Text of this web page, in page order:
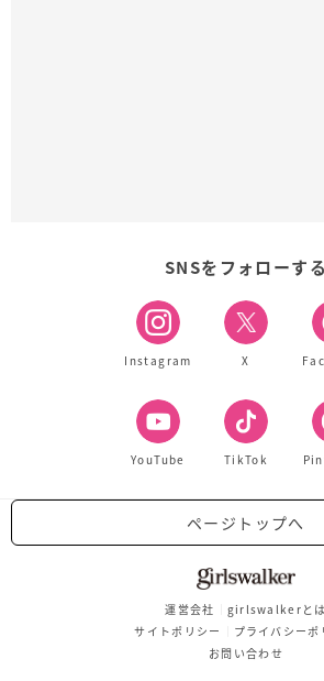
SNSをフォローする
Instagram X
YouTube TikTok
ページトップへ
運営会社
girlswalkerとは
サイトポリシー
プライバシーポ
お問い合わせ